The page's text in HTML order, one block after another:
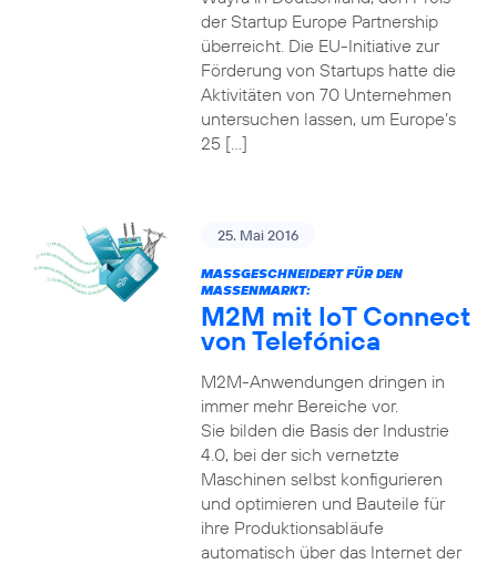
der Startup Europe Partnership
überreicht. Die EU-Initiative zur
Förderung von Startups hatte die
Aktivitäten von 70 Unternehmen
untersuchen lassen, um Europe’s
25 […]
25. Mai 2016
MASSGESCHNEIDERT FÜR DEN M
ASSENMARKT:
M2M mit IoT Connect
von Telefónica
M2M-Anwendungen dringen in
immer mehr Bereiche vor.
Sie bilden die Basis der Industrie
4.0, bei der sich vernetzte
Maschinen selbst konfigurieren
und optimieren und Bauteile für
ihre Produktionsabläufe
automatisch über das Internet der